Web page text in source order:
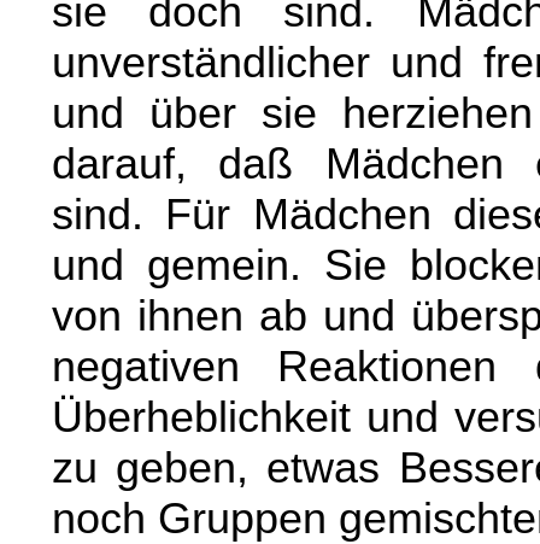
sie doch sind.
unverständlicher und
und über sie
darauf, daß Mädchen
sind. Für Mädchen
und gemein. Sie
von ihnen ab und
negativen
Überheblichkeit und
zu geben, etwas
noch Gruppen